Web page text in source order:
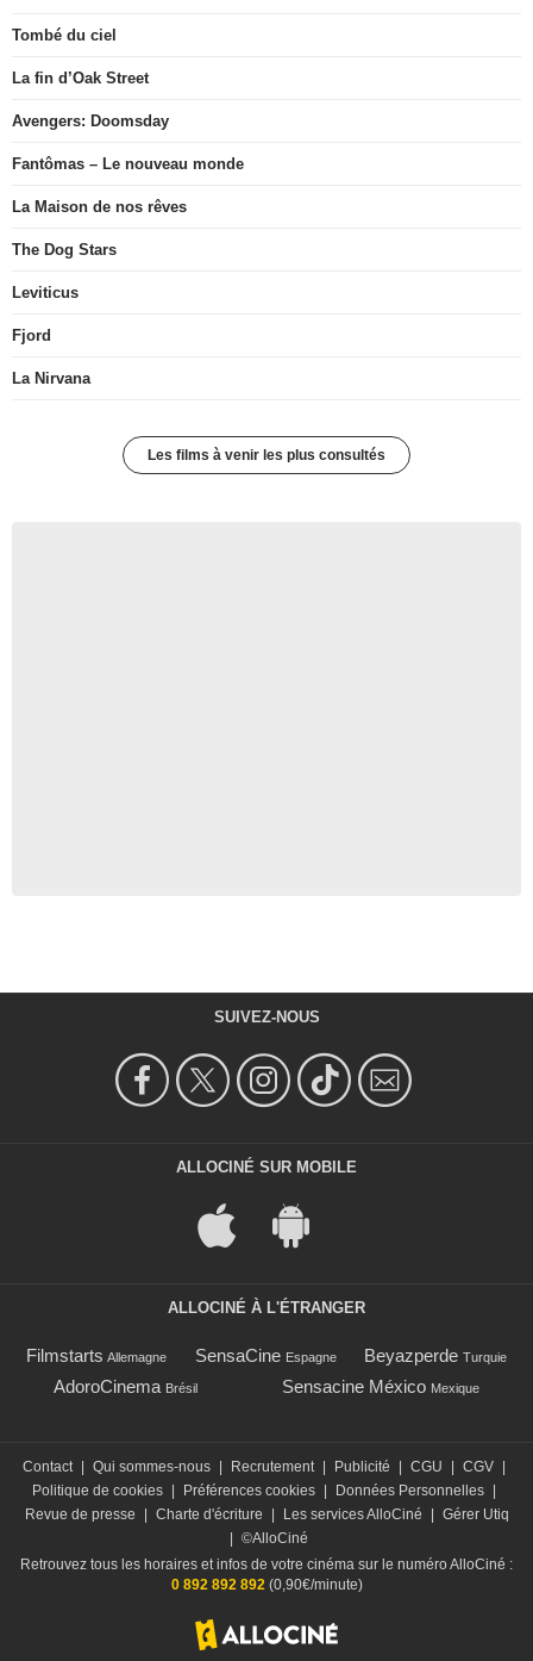
Tombé du ciel
La fin d’Oak Street
Avengers: Doomsday
Fantômas – Le nouveau monde
La Maison de nos rêves
The Dog Stars
Leviticus
Fjord
La Nirvana
Les films à venir les plus consultés
SUIVEZ-NOUS
ALLOCINÉ SUR MOBILE
ALLOCINÉ À L'ÉTRANGER
Filmstarts Allemagne SensaCine Espagne Beyazperde Turquie
AdoroCinema Brésil Sensacine México Mexique
Contact | Qui sommes-nous | Recrutement | Publicité | CGU | CGV |
Politique de cookies | Préférences cookies | Données Personnelles |
Revue de presse
| Charte d'écriture | Les services AlloCiné | Gérer Utiq
| ©AlloCiné
Retrouvez tous les horaires et infos de votre cinéma sur le numéro AlloCiné :
0 892 892 892 (0,90€/minute)